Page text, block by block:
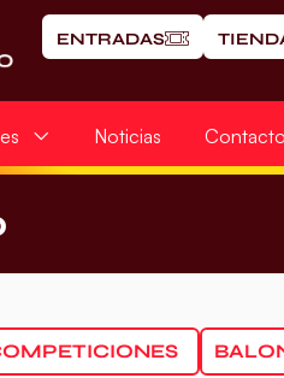
ENTRADAS
Noticias Contacto